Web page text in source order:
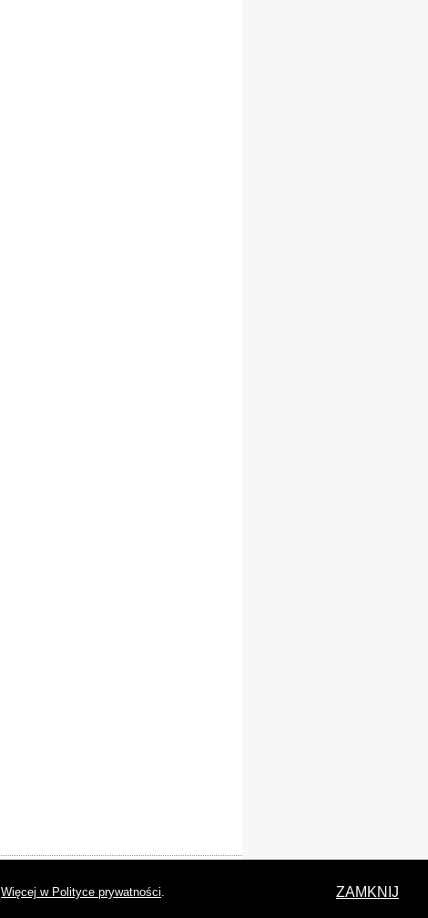
Więcej w Polityce prywatności. ZAMKNIJ